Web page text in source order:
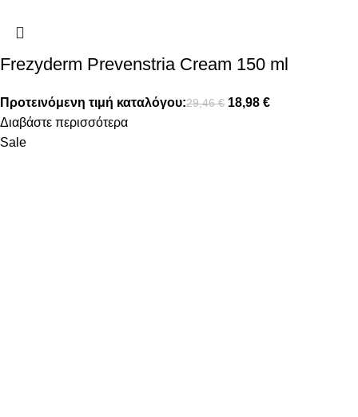
Frezyderm Prevenstria Cream 150 ml
Προτεινόμενη τιμή καταλόγου:29,46€ 18,98 €
Διαβάστε περισσότερα
Sale